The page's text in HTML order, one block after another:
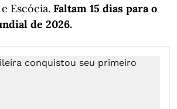
Escócia. Faltam 15 dias para o
de 2026.